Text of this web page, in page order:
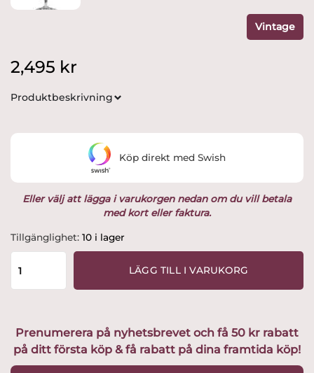
Vintage
2,495 kr
Produktbeskrivning
Eller välj att lägga i varukorgen nedan om du vill betala
med kort eller faktura.
Tillgänglighet: 10 i lager
Orrefors
-
Karolina
Champagne
glas
Design
Gunnar
LÄGG TILL I VARUKORG
Köp direkt med Swish
Prenumerera på nyhetsbrevet och få 50 kr rabatt
på ditt första köp & få rabatt på dina framtida köp!